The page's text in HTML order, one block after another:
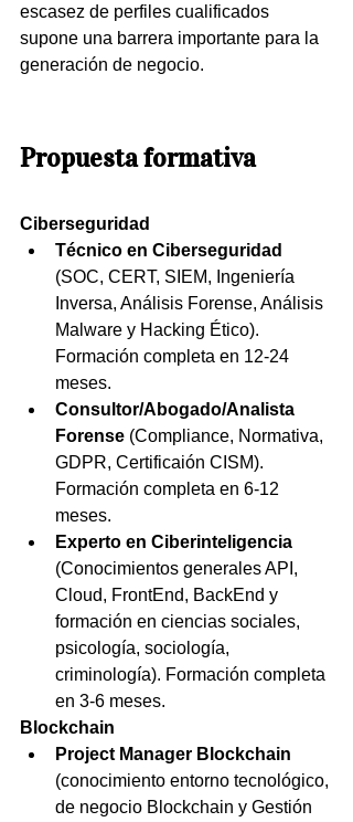
escasez de perfiles cualificados
supone una barrera importante para la
generación de negocio.
Propuesta formativa
Ciberseguridad
Técnico en Ciberseguridad
(SOC, CERT, SIEM, Ingeniería
Inversa, Análisis Forense, Análisis
Malware y Hacking Ético).
Formación completa en 12-24
meses.
Consultor/Abogado/Analista
Forense (Compliance, Normativa,
GDPR, Certificaión CISM).
Formación completa en 6-12
meses.
Experto en Ciberinteligencia
(Conocimientos generales API,
Cloud, FrontEnd, BackEnd y
formación en ciencias sociales,
psicología, sociología,
criminología). Formación completa
en 3-6 meses.
Blockchain
Project Manager Blockchain
(conocimiento entorno tecnológico,
de negocio Blockchain y Gestión